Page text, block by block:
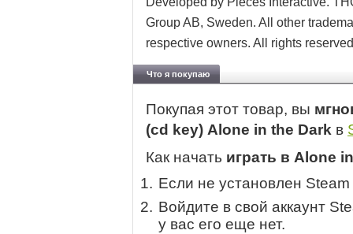
Group AB, Sweden. All other
respective owners. All rights
Что я покупаю
Покупая этот товар, вы
(cd key) Alone in the Dark в
Как начать играть в Alone
Если не установлен
Войдите в свой аккаунт
у вас его еще нет.